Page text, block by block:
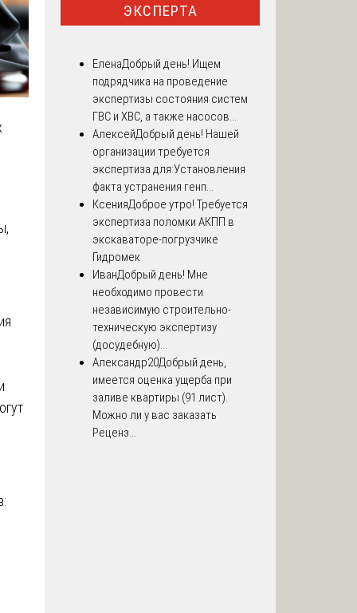
ЭКСПЕРТА
ЕленаДобрый день! Ищем
подрядчика на проведение
экспертизы состояния систем
ГВС и ХВС, а также насосов...
АлексейДобрый день! Нашей
организации требуется
экспертиза для:Установления
факта устранения генп...
КсенияДоброе утро! Требуется
экспертиза поломки АКПП в
экскаваторе-погрузчике
Гидромек
ИванДобрый день! Мне
необходимо провести
независимую строительно-
техническую экспертизу
(досудебную)...
Александр20Добрый день,
имеется оценка ущерба при
заливе квартиры (91 лист).
Можно ли у вас заказать
Реценз...